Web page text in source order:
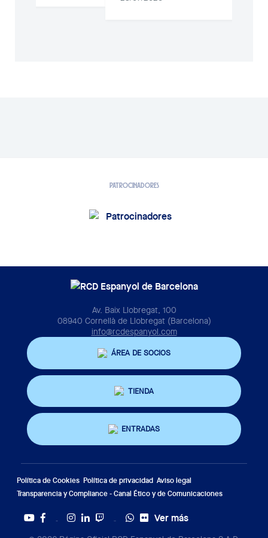
PATROCINADORES
Av. Baix Llobregat, 100
08940 Cornellà de Llobregat (Barcelona)
info@rcdespanyol.com
ÁREA DE SOCIOS
TIENDA
ENTRADAS
Política de Cookies Política de privacidad Aviso legal
Transparencia y Compliance - Canal Ético y de Comunicaciones
Ver más